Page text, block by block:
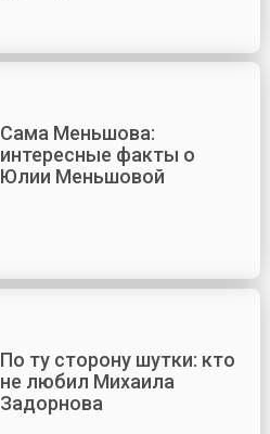
Сама Меньшова:
интересные факты о
Юлии Меньшовой
По ту сторону шутки: кто
не любил Михаила
Задорнова